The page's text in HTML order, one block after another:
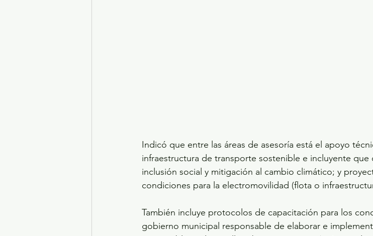
Indicó que entre las áreas de asesoría está el apoyo
infraestructura de transporte sostenible e incluyente
inclusión social y mitigación al cambio climático; y
condiciones para la electromovilidad (flota o
También incluye protocolos de capacitación para los
gobierno municipal responsable de elaborar e